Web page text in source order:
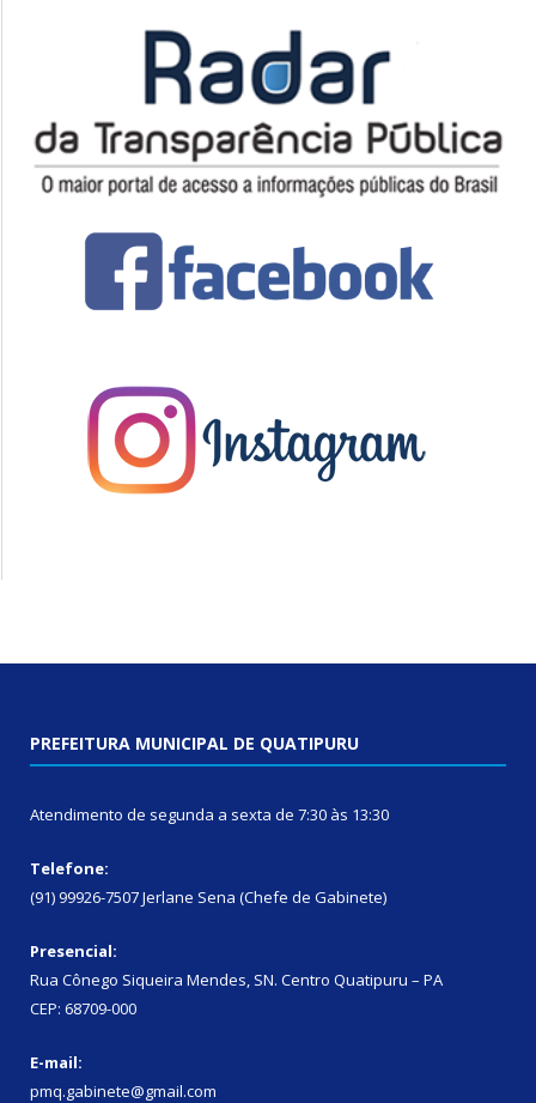
PREFEITURA MUNICIPAL DE QUATIPURU
Atendimento de segunda a sexta de 7:30 às 13:30
Telefone:
(91) 99926-7507 Jerlane Sena (Chefe de Gabinete)
Presencial:
Rua Cônego Siqueira Mendes, SN. Centro Quatipuru – PA
CEP: 68709-000
E-mail:
pmq.gabinete@gmail.com